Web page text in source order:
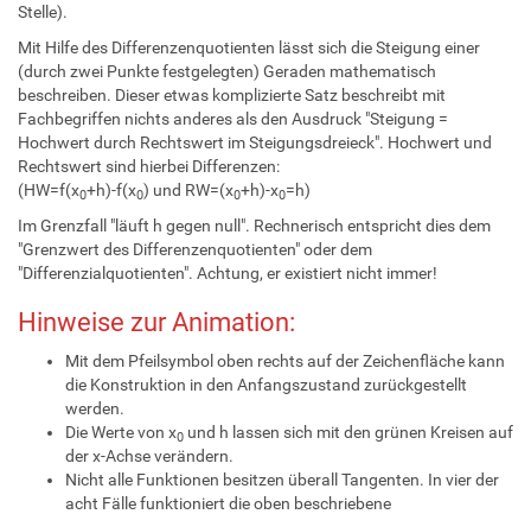
Stelle).
Mit Hilfe des Differenzenquotienten lässt sich die Steigung einer
(durch zwei Punkte festgelegten) Geraden mathematisch
beschreiben. Dieser etwas komplizierte Satz beschreibt mit
Fachbegriffen nichts anderes als den Ausdruck "Steigung =
Hochwert durch Rechtswert im Steigungsdreieck". Hochwert und
Rechtswert sind hierbei Differenzen:
(HW=f(x0+h)-f(x0) und RW=(x0+h)-x0=h)
Im Grenzfall "läuft h gegen null". Rechnerisch entspricht dies dem
"Grenzwert des Differenzenquotienten" oder dem
"Differenzialquotienten". Achtung, er existiert nicht immer!
Hinweise zur Animation:
Mit dem Pfeilsymbol oben rechts auf der Zeichenfläche kann
die Konstruktion in den Anfangszustand zurückgestellt
werden.
Die Werte von x0 und h lassen sich mit den grünen Kreisen auf
der x-Achse verändern.
Nicht alle Funktionen besitzen überall Tangenten. In vier der
acht Fälle funktioniert die oben beschriebene